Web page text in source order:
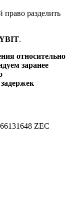
право разделить
.
относительно
заранее
ZEC